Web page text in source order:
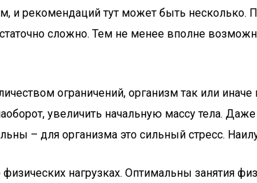
и рекомендаций тут может быть
сложно. Тем не менее вполне
ограничений, организм так или иначе
увеличить начальную массу тела.
– для организма это сильный стресс.
нагрузках. Оптимальны занятия